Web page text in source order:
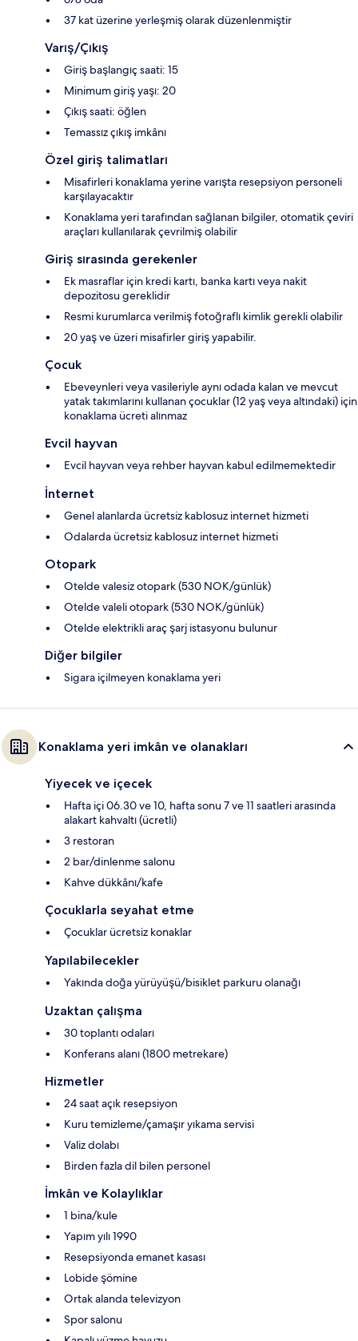
37 kat üzerine yerleşmiş olarak düzenlenmiştir
Varış/Çıkış
Giriş başlangıç saati: 15
Minimum giriş yaşı: 20
Çıkış saati: öğlen
Temassız çıkış imkânı
Özel giriş talimatları
Misafirleri konaklama yerine varışta resepsiyon personeli
karşılayacaktır
Konaklama yeri tarafından sağlanan bilgiler, otomatik çeviri
araçları kullanılarak çevrilmiş olabilir
Giriş sırasında gerekenler
Ek masraflar için kredi kartı, banka kartı veya nakit
depozitosu gereklidir
Resmi kurumlarca verilmiş fotoğraflı kimlik gerekli olabilir
20 yaş ve üzeri misafirler giriş yapabilir.
Çocuk
Ebeveynleri veya vasileriyle aynı odada kalan ve mevcut
yatak takımlarını kullanan çocuklar (12 yaş veya altındaki) için
konaklama ücreti alınmaz
Evcil hayvan
Evcil hayvan veya rehber hayvan kabul edilmemektedir
İnternet
Genel alanlarda ücretsiz kablosuz internet hizmeti
Odalarda ücretsiz kablosuz internet hizmeti
Otopark
Otelde valesiz otopark (530 NOK/günlük)
Otelde valeli otopark (530 NOK/günlük)
Otelde elektrikli araç şarj istasyonu bulunur
Diğer bilgiler
Sigara içilmeyen konaklama yeri
Konaklama yeri imkân ve olanakları
Yiyecek ve içecek
Hafta içi 06.30 ve 10, hafta sonu 7 ve 11 saatleri arasında
alakart kahvaltı (ücretli)
3 restoran
2 bar/dinlenme salonu
Kahve dükkânı/kafe
Çocuklarla seyahat etme
Çocuklar ücretsiz konaklar
Yapılabilecekler
Yakında doğa yürüyüşü/bisiklet parkuru olanağı
Uzaktan çalışma
30 toplantı odaları
Konferans alanı (1800 metrekare)
Hizmetler
24 saat açık resepsiyon
Kuru temizleme/çamaşır yıkama servisi
Valiz dolabı
Birden fazla dil bilen personel
İmkân ve Kolaylıklar
1 bina/kule
Yapım yılı 1990
Resepsiyonda emanet kasası
Lobide şömine
Ortak alanda televizyon
Spor salonu